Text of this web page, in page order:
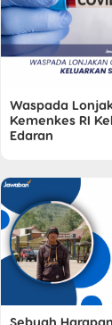
Waspada
Kemenkes RI
Edaran
Sebuah